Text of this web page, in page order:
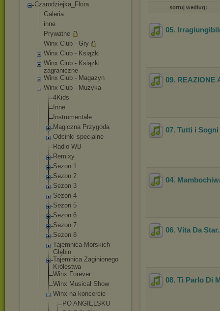
Czarodziejka_Flora
Galeria
inne
Prywatne
Winx Club - Gry
Winx Club - Książki
Winx Club - Książki
zagraniczne
Winx Club - Magazyn
Winx Club - Muzyka
4Kids
Inne
Instrumentale
Magiczna Przygoda
Odcinki specjalne
Radio WB
Remixy
Sezon 1
Sezon 2
Sezon 3
Sezon 4
Sezon 5
Sezon 6
Sezon 7
Sezon 8
Tajemnica Morskich
Głębin
Tajemnica Zaginionego
Królestwa
Winx Forever
Winx Musical Show
Winx na koncercie
PO ANGIELSKU
sortuj według:
05.
09. REAZIONE
07. Tutti i
04.
06. Vita Da Star
08. Ti Parlo Di